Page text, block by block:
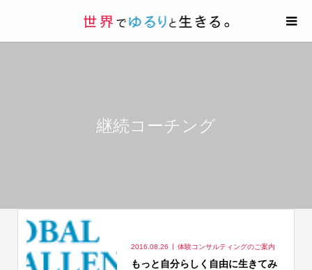
継続コーチング
2016.08.26 体験コンサルティングのご案内
もっと自分らしく自由に生きてみ